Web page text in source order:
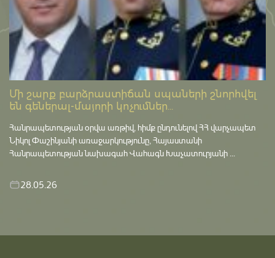
Մի շարք բարձրաստիճան սպաների շնորհվել
են գեներալ-մայորի կոչումներ...
Հանրապետության օրվա առթիվ, հիմք ընդունելով ՀՀ վարչապետ
Նիկոլ Փաշինյանի առաջարկությունը, Հայաստանի
Հանրապետության նախագահ Վահագն Խաչատուրյանի ...
28.05.26